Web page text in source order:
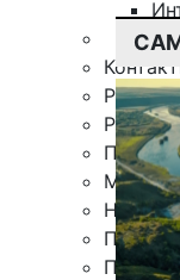
Поиск